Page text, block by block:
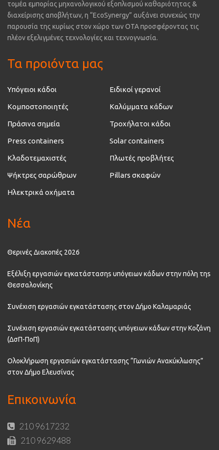
τομέα εμπορίας μηχανολογικού εξοπλισμού καθαριότητας &
διαχείρισης αποβλήτων, η “EcoSynergy” αυξάνει συνεχώς την
παρουσία της κυρίως στον χώρο των ΟΤΑ προσφέροντας τις
πλέον εξελιγμένες τεχνολογίες και τεχνογνωσία.
Τα προιόντα μας
Υπόγειοι κάδοι Ειδικοί γερανοί
Κομποστοποιητές Καλύμματα κάδων
Πράσινα σημεία Τροχήλατοι κάδοι
Press containers Solar containers
Κλαδοτεμαχιστές Πλωτές προβλήτες
Ψήκτρες σαρώθρων Pillars σκαφών
Ηλεκτρικά οχήματα
Νέα
Θερινές Διακοπές 2026
Εξέλιξη εργασιών εγκατάστασηs υπόγειων κάδων στην πόλη τηs
Θεσσαλονίκης
Συνέχιση εργασιών εγκατάστασης στον Δήμο Καλαμαριάς
Συνέχιση εργασιών εγκατάστασης υπόγειων κάδων στην Κοζάνη
(ΔσΠ-ΠοΠ)
Ολοκλήρωση εργασιών εγκατάστασης “Γωνιών Ανακύκλωσης”
στον Δήμο Ελευσίνας
Επικοινωνία
210 9617232
210 9629488